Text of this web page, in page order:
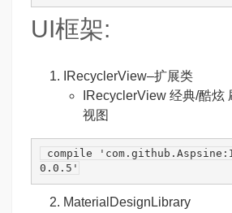
UI框架:
IRecyclerView–扩展类
IRecyclerView 经典/酷炫
视图
compile
0.0.5'
MaterialDesignLibrary